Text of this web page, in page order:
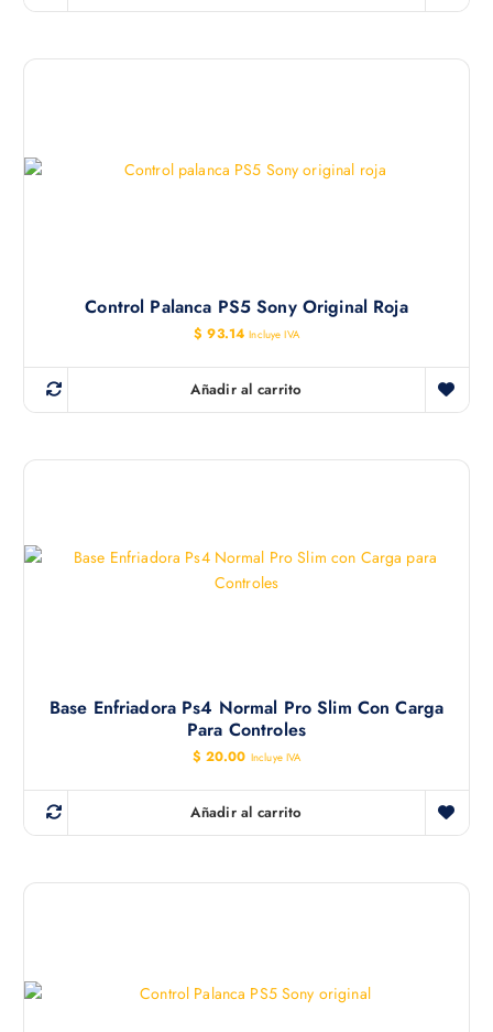
Control Palanca PS5 Sony Original Roja
$ 93.14 Incluye IVA
Añadir al carrito
Base Enfriadora Ps4 Normal Pro Slim Con Carga
Para Controles
$ 20.00 Incluye IVA
Añadir al carrito